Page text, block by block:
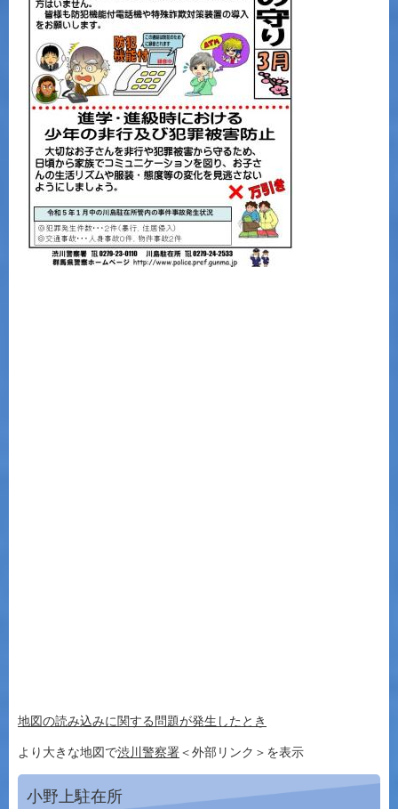
地図の読み込みに関する問題が発生したとき
より大きな地図で渋川警察署＜外部リンク＞ を表示
小野上駐在所